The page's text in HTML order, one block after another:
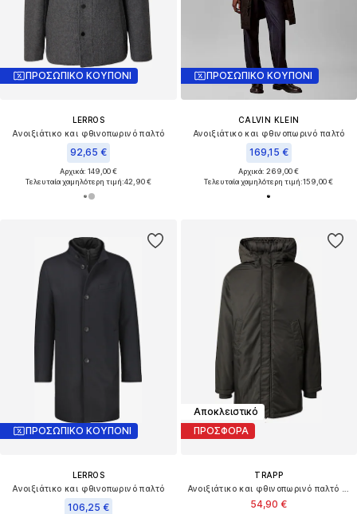
ΠΡΟΣΩΠΙΚΟ ΚΟΥΠΟΝΙ
LERROS
Ανοιξιάτικο και φθινοπωρινό παλτό
92,65 €
Αρχικά: 149,00 €
Τελευταία χαμηλότερη τιμή:42,90 €
ΠΡΟΣΩΠΙΚΟ ΚΟΥΠΟΝΙ
CALVIN KLEIN
Ανοιξιάτικο και φθινοπωρινό παλτό
169,15 €
Αρχικά: 269,00 €
Τελευταία χαμηλότερη τιμή:159,00 €
ΠΡΟΣΩΠΙΚΟ ΚΟΥΠΟΝΙ
LERROS
Ανοιξιάτικο και φθινοπωρινό παλτό
106,25 €
Αποκλειστικό
ΠΡΟΣΦΟΡΑ
TRAPP
54,90 €